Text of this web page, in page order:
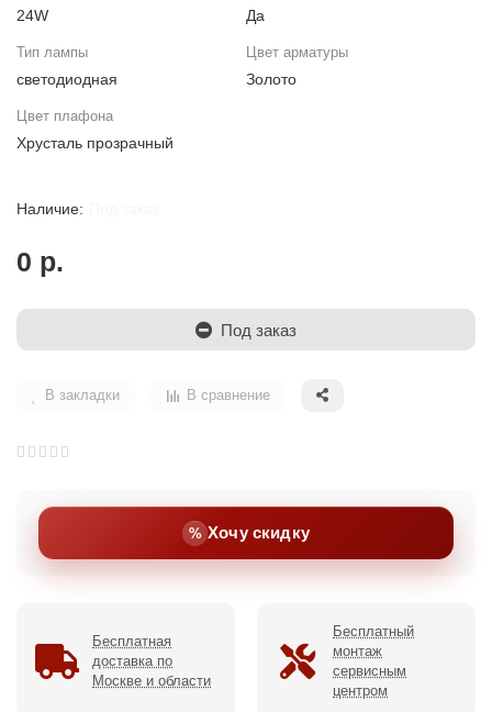
24W Да
Тип лампы
светодиодная
Цвет арматуры
Золото
Цвет плафона
Хрусталь прозрачный
0 р.
Под заказ
В закладки В сравнение
Хочу скидку
Бесплатная
доставка по
Москве и области
Бесплатный
монтаж
сервисным
центром